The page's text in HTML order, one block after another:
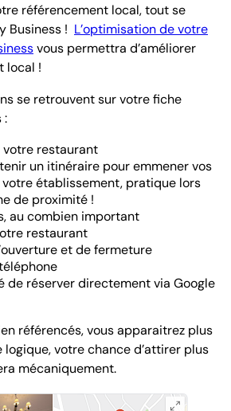
référencement local, tout se
Business ! L’optimisation de votre
vous permettra d’améliorer
local !
se retrouvent sur votre fiche
:
votre restaurant
un itinéraire pour emmener vos
établissement, pratique lors
de proximité !
au combien important
restaurant
et de fermeture
de réserver directement via Google
référencés, vous apparaitrez plus
logique, votre chance d’attirer plus
mécaniquement.